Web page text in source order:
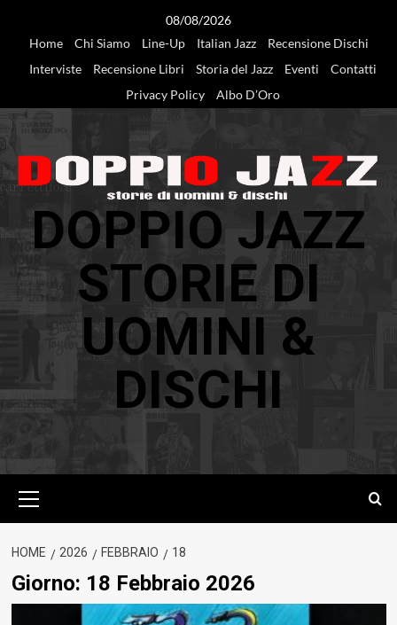
08/08/2026
Home
Chi Siamo Line-Up Italian Jazz
Recensione Dischi
Interviste
Recensione Libri Storia del Jazz Eventi
Contatti
Privacy Policy
Albo D’Oro
DOPPIO JAZZ
STORIE DI
UOMINI &
DISCHI
principale
HOME 2026 FEBBRAIO 18
Giorno: 18 Febbraio 2026